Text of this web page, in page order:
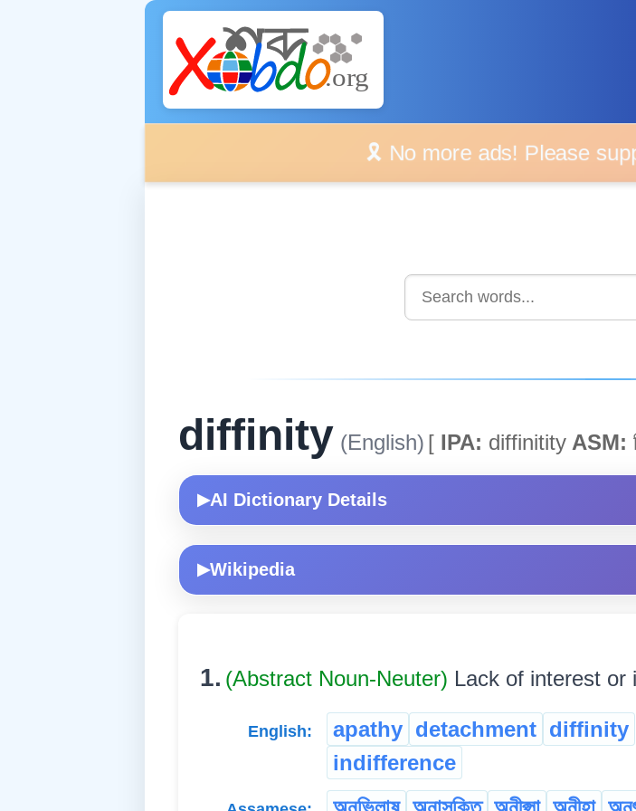
🎗️ No more ads! Please
diffinity (English) [ IPA: diffinitity ASM:
▶AI Dictionary Details
▶Wikipedia
1. (Abstract Noun-Neuter) Lack of interest or
English: apathy detachment diffinity
indifference